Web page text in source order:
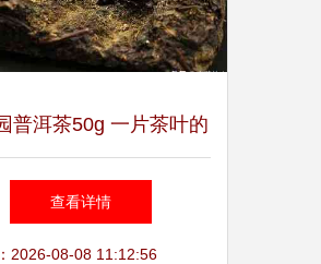
普洱茶50g 一片茶叶的
植匠心与自然馈赠
查看详情
2026-08-08 11:12:56